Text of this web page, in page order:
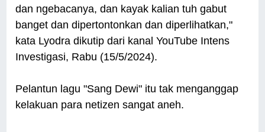
dan ngebacanya, dan kayak kalian tuh gabut
banget dan dipertontonkan dan diperlihatkan,"
kata Lyodra dikutip dari kanal YouTube Intens
Investigasi, Rabu (15/5/2024).
Pelantun lagu "Sang Dewi" itu tak menganggap
kelakuan para netizen sangat aneh.